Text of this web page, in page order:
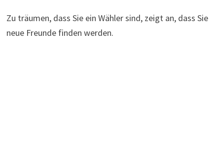
Zu träumen, dass Sie ein Wähler sind, zeigt an, dass Sie
neue Freunde finden werden.